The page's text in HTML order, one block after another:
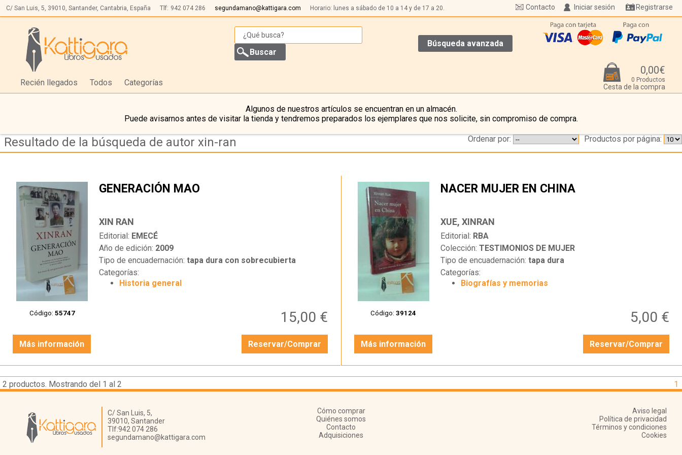
C/ San Luis, 5, 39010, Santander, Cantabria, España Tlf: 942 074 286 segundamano@kattigara.com Horario: lunes a sábado de 10 a 14 y de 17 a 20. Iniciar sesión Registrarse
Contacto
Búsqueda avanzada
Recién llegados Todos Categorías
0,00€
0 Productos
Cesta de la compra
Algunos de nuestros artículos se encuentran en un almacén.
Puede avisarnos antes de visitar la tienda y tendremos preparados los ejemplares que nos solicite, sin compromiso de compra.
Resultado de la búsqueda de autor xin-ran Productos por página:
Ordenar por:
Código: 55747
GENERACIÓN MAO
XIN RAN
Editorial: EMECÉ
Año de edición: 2009
Tipo de encuadernación:tapa dura con sobrecubierta
Categorías:
Historia general
15,00 €
Más información Reservar/Comprar
Código:39124
NACER MUJER EN CHINA
XUE, XINRAN
Editorial: RBA
Colección: TESTIMONIOS DE MUJER
Tipo de encuadernación: tapa dura
Categorías:
Biografías y memorias
5,00 €
Más información Reservar/Comprar
2 productos. Mostrando del 1 al 2 1
Librería Kattigara
C/ San Luis, 5,
39010, Santander
Tlf:942 074 286
segundamano@kattigara.com
Cómo comprar
Quiénes somos
Contacto
Adquisiciones
Aviso legal
Política de privacidad
Términos y condiciones
Cookies